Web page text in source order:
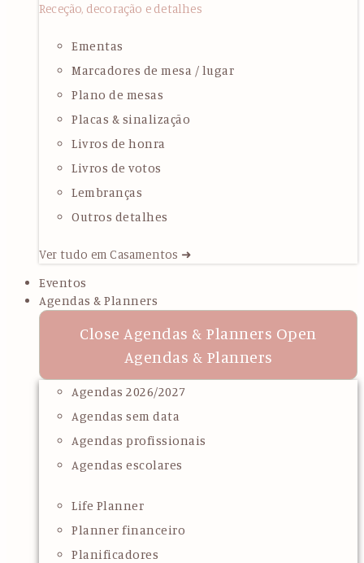
Receção, decoração e detalhes
Ementas
Marcadores de mesa / lugar
Plano de mesas
Placas & sinalização
Livros de honra
Livros de votos
Lembranças
Outros detalhes
Ver tudo em Casamentos ➜
Eventos
Agendas & Planners
Close Agendas & Planners Open
Agendas & Planners
Agendas 2026/2027
Agendas sem data
Agendas profissionais
Agendas escolares
Life Planner
Planner financeiro
Planificadores